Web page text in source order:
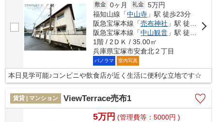
敷金 0ヶ月 礼金 5万円
福知山線「中山寺 」駅 徒歩23分
阪急宝塚本線「売布神社 」駅 徒歩24分
阪急宝塚本線「中山観音 」駅 徒歩26分
1階 / 2ＤＫ / 35.00㎡
兵庫県宝塚市安倉北２丁目
パノラマ 室内写真
本日見学可能♪コンビニや飲食店が近く生活に便利な立地です☆
賃貸 | マンション ViewTerrace売布1
5万円 (管理費等：5000円 )